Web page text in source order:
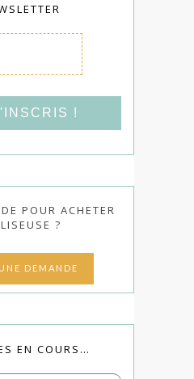
POUR ACHETER
?
DEMANDE
EN COURS…